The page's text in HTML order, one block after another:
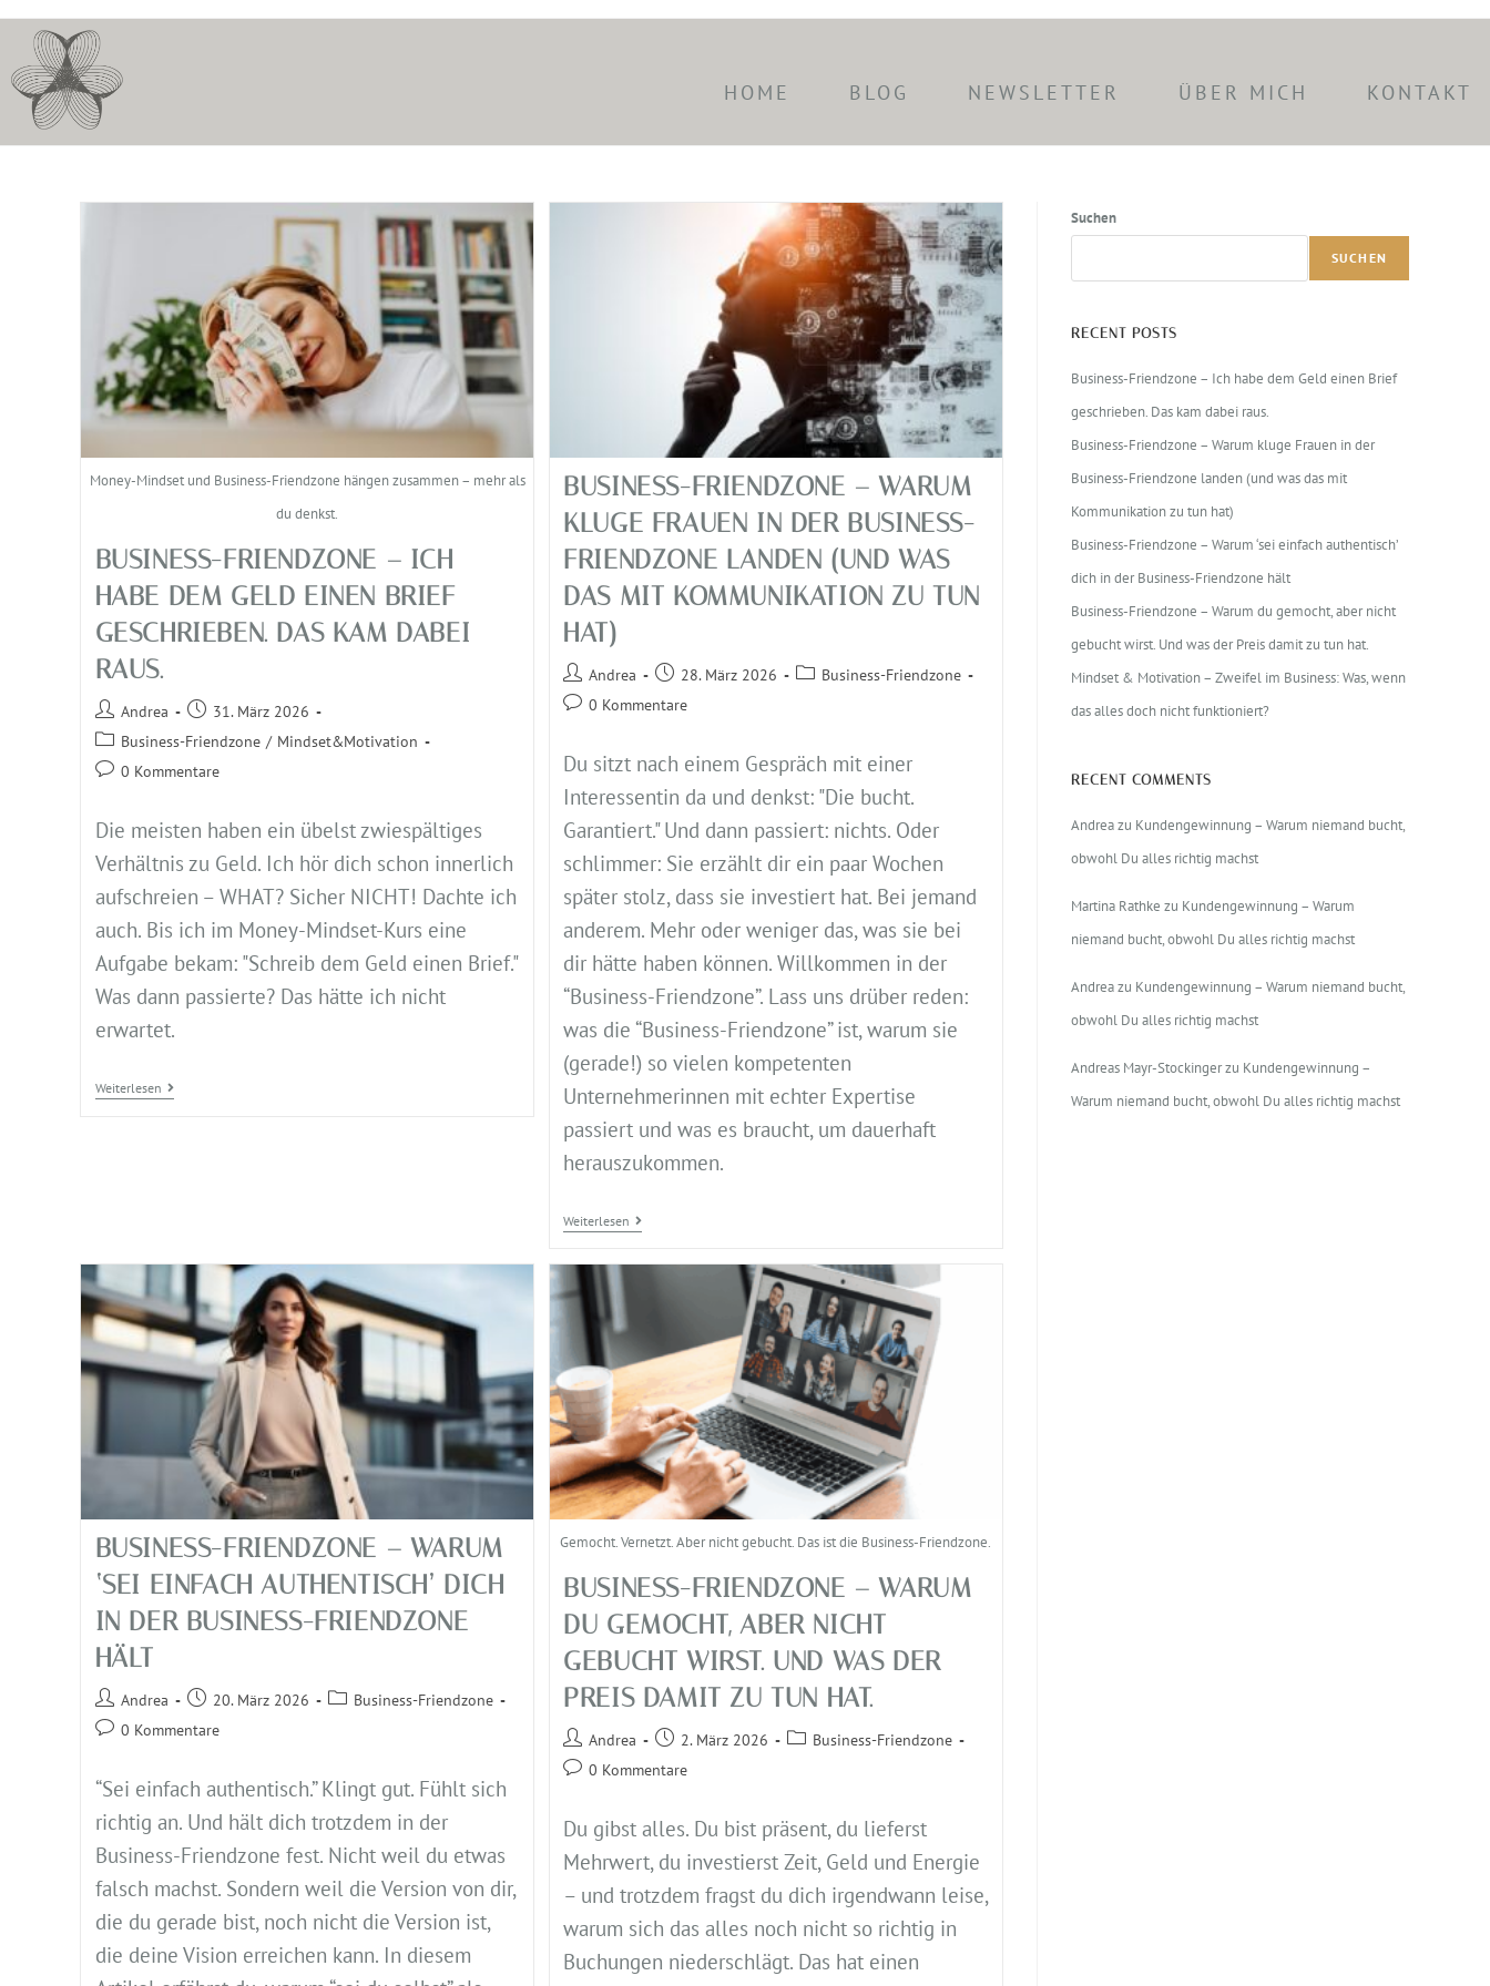
HOME BLOG NEWSLETTER ÜBER MICH KONTAKT
Money-Mindset und Business-Friendzone hängen zusammen – mehr als
du denkst.
BUSINESS-FRIENDZONE – ICH
HABE DEM GELD EINEN BRIEF
GESCHRIEBEN. DAS KAM DABEI
RAUS.
Andrea
31. März 2026
Business-Friendzone / Mindset&Motivation
0 Kommentare
Die meisten haben ein übelst zwiespältiges
Verhältnis zu Geld. Ich hör dich schon innerlich
aufschreien – WHAT? Sicher NICHT! Dachte ich
auch. Bis ich im Money-Mindset-Kurs eine
Aufgabe bekam: "Schreib dem Geld einen Brief."
Was dann passierte? Das hätte ich nicht
erwartet.
Weiterlesen
BUSINESS-FRIENDZONE – WARUM
KLUGE FRAUEN IN DER BUSINESS-
FRIENDZONE LANDEN (UND WAS
DAS MIT KOMMUNIKATION ZU TUN
HAT)
Andrea 28. März 2026
Business-Friendzone
0 Kommentare
Du sitzt nach einem Gespräch mit einer
Interessentin da und denkst: "Die bucht.
Garantiert." Und dann passiert: nichts. Oder
schlimmer: Sie erzählt dir ein paar Wochen
später stolz, dass sie investiert hat. Bei jemand
anderem. Mehr oder weniger das, was sie bei
dir hätte haben können. Willkommen in der
“Business-Friendzone”. Lass uns drüber reden:
was die “Business-Friendzone” ist, warum sie
(gerade!) so vielen kompetenten
Unternehmerinnen mit echter Expertise
passiert und was es braucht, um dauerhaft
herauszukommen.
Weiterlesen
BUSINESS-FRIENDZONE – WARUM
‘SEI EINFACH AUTHENTISCH’ DICH
IN DER BUSINESS-FRIENDZONE
HÄLT
Andrea 20. März 2026
Business-Friendzone
0 Kommentare
“Sei einfach authentisch.” Klingt gut. Fühlt sich
richtig an. Und hält dich trotzdem in der
Business-Friendzone fest. Nicht weil du etwas
falsch machst. Sondern weil die Version von dir,
die du gerade bist, noch nicht die Version ist,
die deine Vision erreichen kann. In diesem
Gemocht. Vernetzt. Aber nicht gebucht. Das ist die Business-Friendzone.
BUSINESS-FRIENDZONE – WARUM
DU GEMOCHT, ABER NICHT
GEBUCHT WIRST. UND WAS DER
PREIS DAMIT ZU TUN HAT.
Andrea 2. März 2026
Business-Friendzone
0 Kommentare
Du gibst alles. Du bist präsent, du lieferst
Mehrwert, du investierst Zeit, Geld und Energie
– und trotzdem fragst du dich irgendwann leise,
warum sich das alles noch nicht so richtig in
Buchungen niederschlägt. Das hat einen
Suchen
SUCHEN
RECENT POSTS
Business-Friendzone – Ich habe dem Geld einen Brief
geschrieben. Das kam dabei raus.
Business-Friendzone – Warum kluge Frauen in der
Business-Friendzone landen (und was das mit
Kommunikation zu tun hat)
Business-Friendzone – Warum ‘sei einfach authentisch’
dich in der Business-Friendzone hält
Business-Friendzone – Warum du gemocht, aber nicht
gebucht wirst. Und was der Preis damit zu tun hat.
Mindset & Motivation – Zweifel im Business: Was, wenn
das alles doch nicht funktioniert?
RECENT COMMENTS
Andreazu Kundengewinnung – Warum niemand bucht,
obwohl Du alles richtig machst
Martina Rathke zu Kundengewinnung – Warum
niemand bucht, obwohl Du alles richtig machst
Andreazu Kundengewinnung – Warum niemand bucht,
obwohl Du alles richtig machst
Andreas Mayr-Stockingerzu Kundengewinnung –
Warum niemand bucht, obwohl Du alles richtig machst